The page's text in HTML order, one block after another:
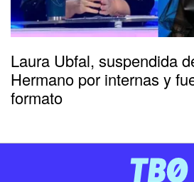
Laura Ubfal, suspendida
Hermano por internas y
formato